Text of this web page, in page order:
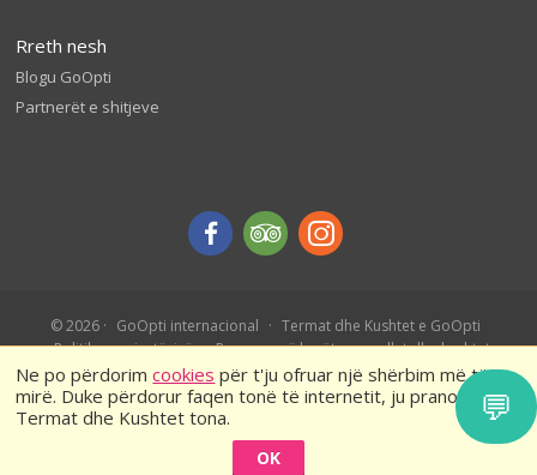
Ne po përdorimcookies për t'ju ofruar një shërbim më të
mirë. Duke përdorur faqen tonë të internetit, ju pranoni
Termat dhe Kushtet tona.
OK
Rreth nesh
Blogu GoOpti
Partnerët e shitjeve
© 2026 GoOpti internacional
Termat dhe Kushtet e GoOpti
Politika e privatësisë
Rezervo më herët – rregullat dhe kushtet
💬